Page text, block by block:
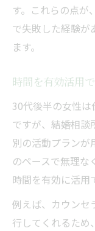
す。これらの点が
で失敗した経験が
ます。
時間を有効活用
30代後半の女性
ですが、結婚相談
別の活動プランが
のペースで無理な
時間を有効に活用
例えば、カウンセ
行してくれるため